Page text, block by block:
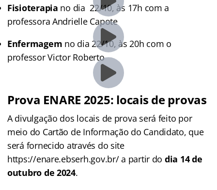
Fisioterapia no dia 22/10, às 17h com a
professora Andrielle Capote
Enfermagem no dia 22/10, às 20h com o
professor Victor Roberto
Prova ENARE 2025: locais de provas
A divulgação dos locais de prova será feito por
meio do Cartão de Informação do Candidato, que
será fornecido através do site
https://enare.ebserh.gov.br/ a partir do dia 14 de
outubro de 2024.